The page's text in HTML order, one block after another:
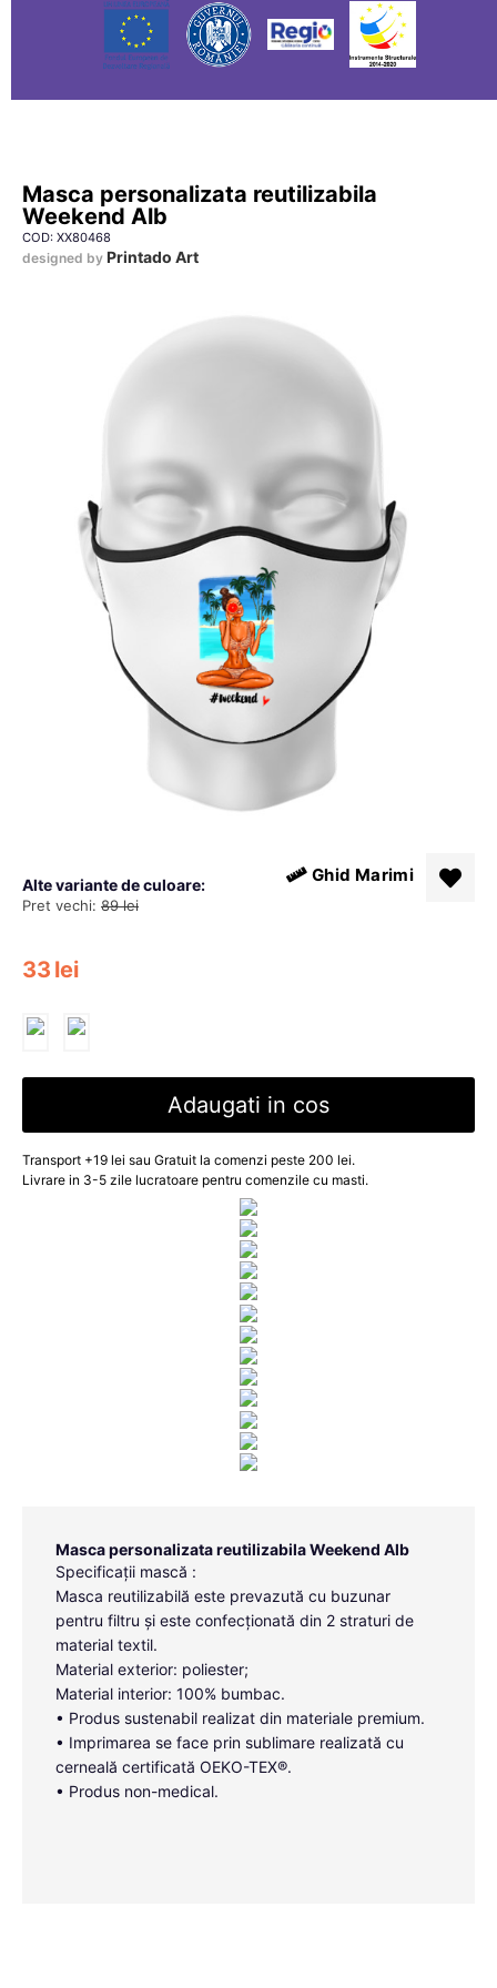
Masca personalizata reutilizabila
Weekend Alb
COD: XX80468
designed by Printado Art
Pret vechi: 89 lei
33 lei
Alte variante de culoare: Ghid Marimi
Adaugati in cos
Transport +19 lei sau Gratuit la comenzi peste 200 lei.
Livrare in 3-5 zile lucratoare pentru comenzile cu masti.
Masca personalizata reutilizabila Weekend Alb
Specificații mască :
Masca reutilizabilă este prevazută cu buzunar
pentru filtru și este confecționată din 2 straturi de
material textil.
Material exterior: poliester;
Material interior: 100% bumbac.
• Produs sustenabil realizat din materiale premium.
• Imprimarea se face prin sublimare realizată cu
cerneală certificată OEKO-TEX®.
• Produs non-medical.